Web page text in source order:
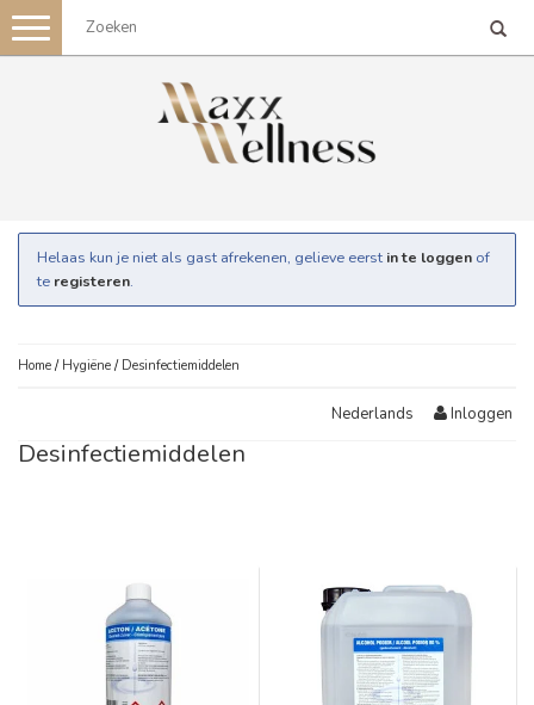
Toggle
navigation
Helaas kun je niet als gast afrekenen, gelieve eerst in te loggen of
te registeren.
Home / Hygiëne / Desinfectiemiddelen
Nederlands Inloggen
Desinfectiemiddelen